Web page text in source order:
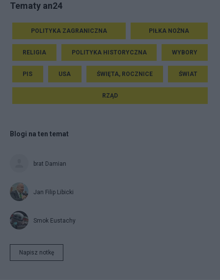
Tematy an24
POLITYKA ZAGRANICZNA PIŁKA NOŻNA
RELIGIA POLITYKA HISTORYCZNA WYBORY
PIS USA ŚWIĘTA, ROCZNICE ŚWIAT
RZĄD
Blogi na ten temat
brat Damian
Jan Filip Libicki
Smok Eustachy
Napisz notkę